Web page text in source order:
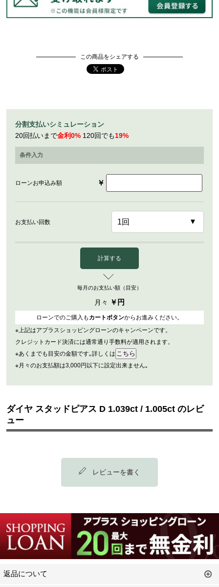
この商品をシェアする
分割支払いシミュレーション
20回払いまで金利0% 120回でも19%
条件入力
ローンお申込み額 ￥
お支払い回数
計算する
毎月のお支払い額（目安）
月々 ￥ 円
ローンでのご購入も カートボタンからお進みください。
※上記はアプラスショッピングローンのキャンペーンです。
クレジットカード決済には通常通り手数料が適用されます。
※あくまでも目安の金額です｡詳しくは
※月々のお支払額は3,000円以下に設定出来ません｡
ダイヤ スタッドピアス D 1.039ct / 1.005ct のレビ
ュー
レビューを書く
返品について